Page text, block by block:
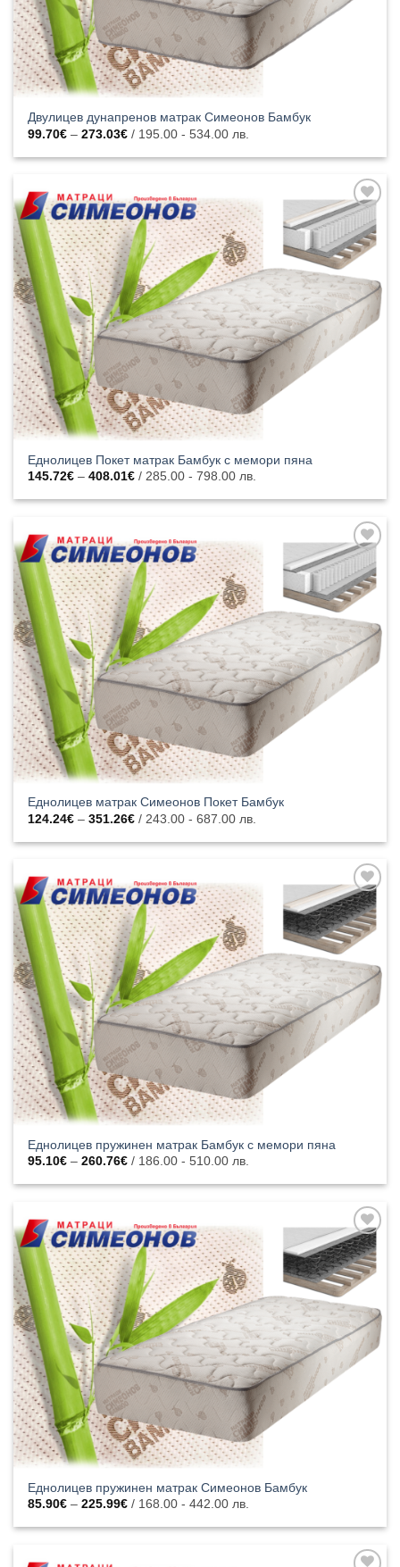
Двулицев дунапренов матрак Симеонов Бамбук
99.70€ – 273.03€Price
99.70€
/ 195.00 - 534.00 лв.
Добавяне
към
списъка с
харесани
продукти
Еднолицев Покет матрак Бамбук с мемори пяна
145.72€ – 408.01€Price
145.72€
/ 285.00 - 798.00 лв.
Добавяне
към
списъка с
харесани
продукти
Еднолицев матрак Симеонов Покет Бамбук
124.24€ – 351.26€Price
124.24€
/ 243.00 - 687.00 лв.
Добавяне
към
списъка с
харесани
продукти
Еднолицев пружинен матрак Бамбук с мемори пяна
95.10€ – 260.76€Price
95.10€
/ 186.00 - 510.00 лв.
Добавяне
към
списъка с
харесани
продукти
Еднолицев пружинен матрак Симеонов Бамбук
85.90€ – 225.99€Price
85.90€
/ 168.00 - 442.00 лв.